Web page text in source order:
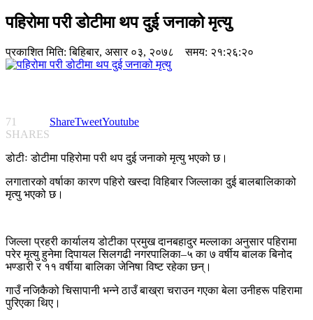
पहिरोमा परी डोटीमा थप दुई जनाको मृत्यु
प्रकाशित मिति:बिहिबार, असार ०३, २०७८ समय: २१:२६:२०
71
SHARES
ShareTweetYoutube
डोटीः डोटीमा पहिरोमा परी थप दुई जनाको मृत्यु भएको छ।
लगातारको वर्षाका कारण पहिरो खस्दा विहिबार जिल्लाका दुई बालबालिकाको
मृत्यु भएको छ।
जिल्ला प्रहरी कार्यालय डोटीका प्रमुख दानबहादुर मल्लाका अनुसार पहिरामा
परेर मृत्यु हुनेमा दिपायल सिलगढी नगरपालिका–५ का ७ वर्षीय बालक बिनोद
भण्डारी र ११ वर्षीया बालिका जेनिषा विष्ट रहेका छन्।
गाउँ नजिकैको चिसापानी भन्ने ठाउँ बाख्रा चराउन गएका बेला उनीहरू पहिरामा
पुरिएका थिए।